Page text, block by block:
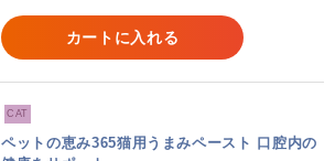
カートに入れる
CAT
ペットの恵み365猫用うまみペースト 口腔内の